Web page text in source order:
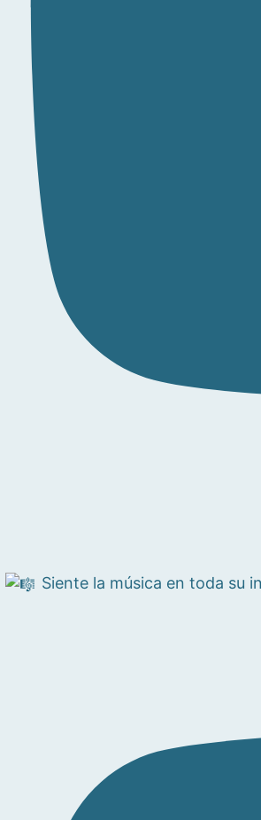
Siente la música en toda su